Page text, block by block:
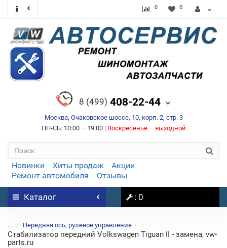
0 0
8 (499) 408-22-44
Москва, Очаковское шоссе, 10, корп. 2, стр. 3
ПН-СБ: 10:00 – 19:00 | Воскресенье – выходной
Новинки Хиты продаж
Акции
Ремонт автомобиля
Отзывы
Каталог : 0
... Передняя ось, рулевое управление
Стабилизатор передний Volkswagen Tiguan II - замена, vw-
parts.ru